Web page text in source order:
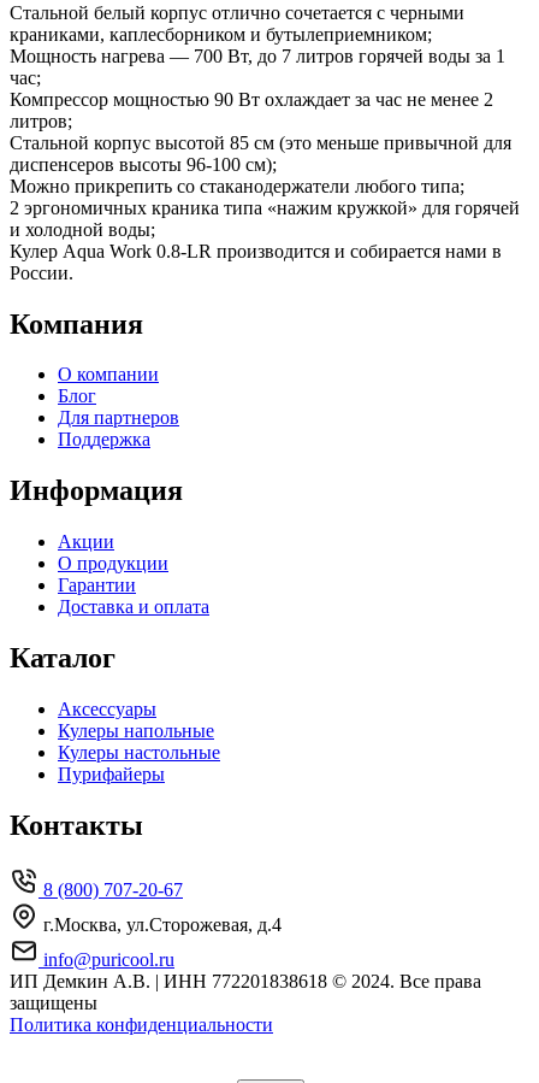
Стальной белый корпус отлично сочетается с черными
краниками, каплесборником и бутылеприемником;
Мощность нагрева — 700 Вт, до 7 литров горячей воды за 1
час;
Компрессор мощностью 90 Вт охлаждает за час не менее 2
литров;
Стальной корпус высотой 85 см (это меньше привычной для
диспенсеров высоты 96-100 см);
Можно прикрепить со стаканодержатели любого типа;
2 эргономичных краника типа «нажим кружкой» для горячей
и холодной воды;
Кулер Aqua Work 0.8-LR производится и собирается нами в
России.
Компания
О компании
Блог
Для партнеров
Поддержка
Информация
Акции
О продукции
Гарантии
Доставка и оплата
Каталог
Аксессуары
Кулеры напольные
Кулеры настольные
Пурифайеры
Контакты
8 (800) 707-20-67
г.Москва, ул.Сторожевая, д.4
info@puricool.ru
ИП Демкин А.В. | ИНН 772201838618 © 2024. Все права
защищены
Политика конфиденциальности